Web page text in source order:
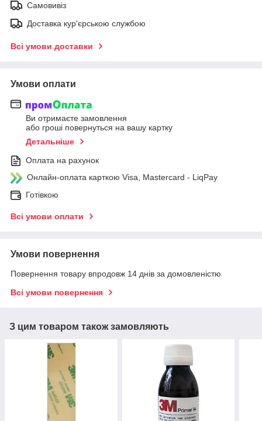
Самовивіз
Доставка кур'єрською службою
Всі умови доставки
Умови оплати
Ви отримаєте замовлення
або гроші повернуться на вашу картку
Детальніше
Оплата на рахунок
Онлайн-оплата карткою Visa, Mastercard - LiqPay
Готівкою
Всі умови оплати
Умови повернення
Повернення товару впродовж 14 днів за домовленістю
Всі умови повернення
З цим товаром також замовляють